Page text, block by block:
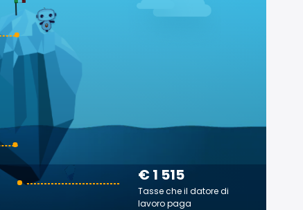
€ 1 515
Tasse che il datore di
lavoro paga